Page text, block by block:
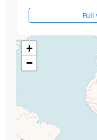
Full
+
−